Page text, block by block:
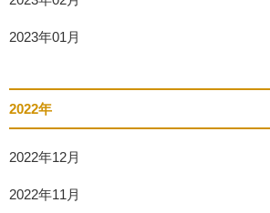
2023年01月
2022年
2022年12月
2022年11月